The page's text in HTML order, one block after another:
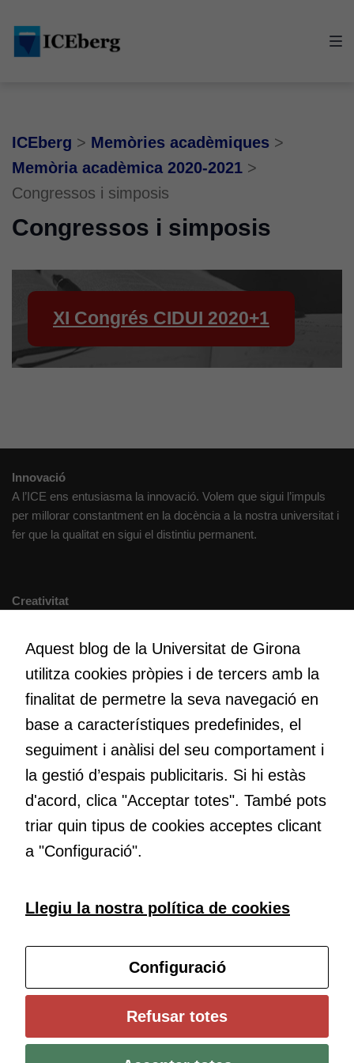
main
content
footer
ICEberg > Memòries acadèmiques >
Memòria acadèmica 2020-2021 >
Congressos i simposis
Congressos i simposis
XI Congrés CIDUI 2020+1
Innovació
A l’ICE ens entusiasma la innovació. Volem que sigui l’impuls
per millorar constantment en la docència a la nostra universitat i
fer que la qualitat en sigui el distintiu permanent.
Creativitat
maneres de fer-ho i generar plegats idees innovadores.
Educació
Com deia Josep Pallach, l’educació és una palanca per a la
transformació. Volem contribuir a millorar-la impulsant
metodologies docents actives i ambients d’aprenentatge
dinàmics.
Configura les cookies
Universitat de Girona
Política de cookies
Avís legal i protecció de dades Contacte
Aquest blog de la Universitat de Girona
utilitza cookies pròpies i de tercers amb la
finalitat de permetre la seva navegació en
base a característiques predefinides, el
seguiment i anàlisi del seu comportament i
la gestió d’espais publicitaris. Si hi estàs
d'acord, clica "Acceptar totes". També pots
triar quin tipus de cookies acceptes clicant
a "Configuració".
Llegiu la nostra política de cookies
Configuració
Refusar totesCookies